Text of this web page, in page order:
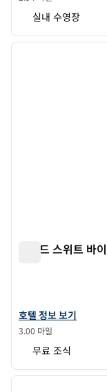
실내 수영장
1/12
홈우드 스위트 바
홈우드 스위트 바이
호텔 정보 보기
3.00 마일
무료 조식
1/12